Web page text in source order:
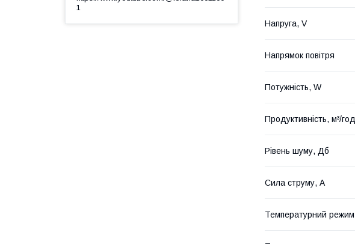
Напруга, V
Напрямок повітря
Потужність, W
Продуктивність, м³/год
Рівень шуму, Дб
Сила струму, A
Температурний режим
1